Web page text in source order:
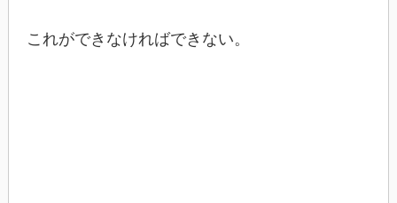
これができなければできない。